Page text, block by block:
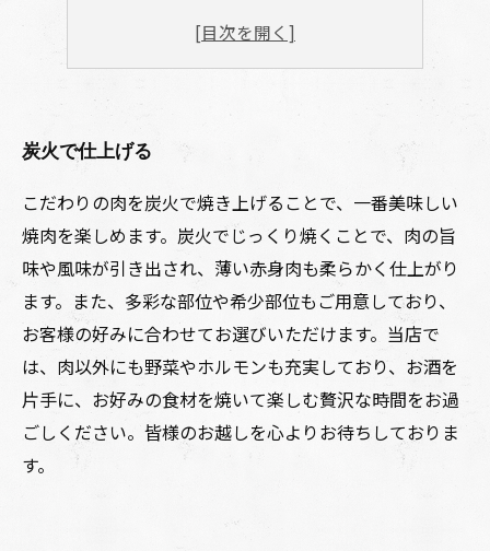
炭火で仕上げる
こだわりの肉を炭火で焼き上げることで、一番美味しい
焼肉を楽しめます。炭火でじっくり焼くことで、肉の旨
味や風味が引き出され、薄い赤身肉も柔らかく仕上がり
ます。また、多彩な部位や希少部位もご用意しており、
お客様の好みに合わせてお選びいただけます。当店で
は、肉以外にも野菜やホルモンも充実しており、お酒を
片手に、お好みの食材を焼いて楽しむ贅沢な時間をお過
ごしください。皆様のお越しを心よりお待ちしておりま
す。